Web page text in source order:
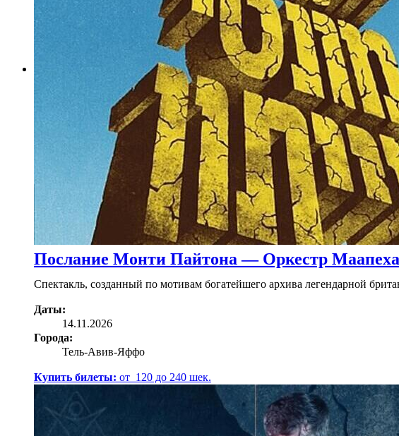
Послание Монти Пайтона — Оркестр Маапеха
Спектакль, созданный по мотивам богатейшего архива легендарной
Даты:
14.11.2026
Города:
Тель-Авив-Яффо
Купить билеты: от 120 до 240 шек.